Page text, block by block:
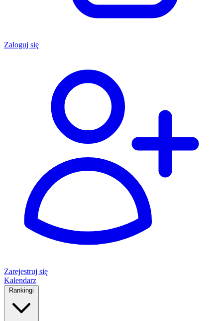
Zaloguj się
Zarejestruj się
Kalendarz
Rankingi